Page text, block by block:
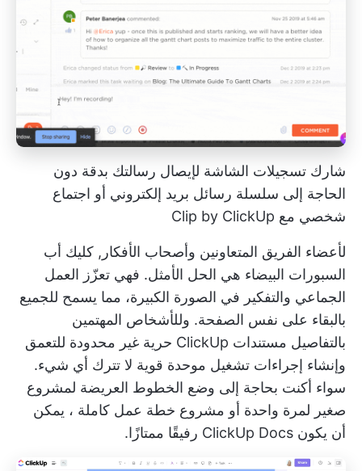
شارك تسجيلات الشاشة لإيصال رسالتك بدقة دون
الحاجة إلى سلسلة رسائل بريد إلكتروني أو اجتماع
شخصي مع Clip by ClickUp
لأعضاء الفريق المتعاونين وأصحاب الأفكار, كليك أب
السبورات البيضاء هي الحل الأمثل. فهي تعزّز العمل
الجماعي والتفكير في الصورة الكبيرة، مما يسمح للجميع
بالبقاء على نفس الصفحة. وللأشخاص المهتمين
بالتفاصيل مستندات ClickUp
حرية غير محدودة للتعمق
وإنشاء إجراءات تشغيل موحدة قوية لا تترك أي شيء.
سواء أكنت بحاجة إلى وضع الخطوط العريضة لمشروع
صغير لمرة واحدة أو مشروع خطة عمل كاملة ، يمكن
أن يكون ClickUp Docs رفيقًا ممتازًا.